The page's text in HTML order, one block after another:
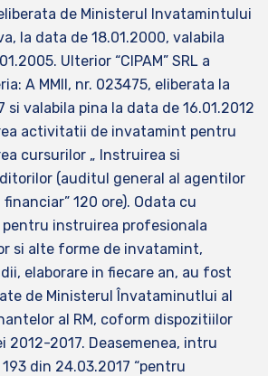
de Ministerul Invatamintului
la data de 18.01.2000, valabila
Ulterior “CIPAM” SRL a
A MMII, nr. 023475, eliberata la
si valabila pina la data de 16.01.2012
activitatii de invatamint pentru
cursurilor „ Instruirea si
(auditul general al agentilor
120 ore). Odata cu
instruirea profesionala
si alte forme de invatamint,
elaborare in fiecare an, au fost
de Ministerul Învataminutlui al
al RM, coform dispozitiilor
2012-2017. Deasemenea, intru
din 24.03.2017 “pentru